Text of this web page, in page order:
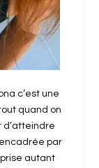
c’est une
quand on
d’atteindre
encadrée par
autant